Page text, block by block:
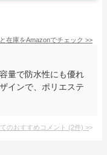
在庫をAmazonでチェック >>
量で防水性にも優れ
インで、ポリエステ
のおすすめコメント (2件) >